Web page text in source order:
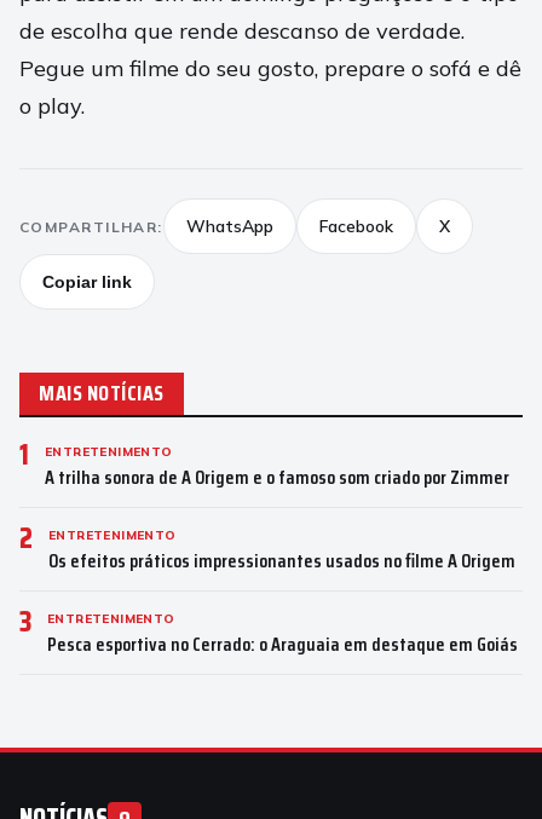
de escolha que rende descanso de verdade.
Pegue um filme do seu gosto, prepare o sofá e dê
o play.
COMPARTILHAR: WhatsApp Facebook X
Copiar link
MAIS NOTÍCIAS
1 ENTRETENIMENTO
A trilha sonora de A Origem e o famoso som criado por Zimmer
2 ENTRETENIMENTO
Os efeitos práticos impressionantes usados no filme A Origem
3 ENTRETENIMENTO
Pesca esportiva no Cerrado: o Araguaia em destaque em Goiás